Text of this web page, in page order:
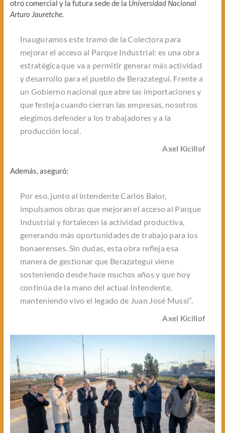
otro comercial y la futura sede de la Universidad Nacional
Arturo Jauretche.
Inauguramos este tramo de la Colectora para
mejorar el acceso al Parque Industrial: es una obra
estratégica que va a permitir generar más actividad
y desarrollo para el pueblo de Berazategui. Frente a
un Gobierno nacional que abre las importaciones y
que festeja cuando cierran las empresas, nosotros
elegimos defender a los trabajadores y a la
producción local.
Axel Kicillof
Además, aseguró:
Por eso, junto al intendente Carlos Balor,
impulsamos obras que mejoran el acceso al Parque
Industrial y fortalecen la actividad productiva,
generando más oportunidades de trabajo para los
bonaerenses. Sin dudas, esta obra refleja esa
manera de gestionar que Berazategui viene
sosteniendo desde hace muchos años y que hoy
continúa de la mano del actual Intendente,
manteniendo vivo el legado de Juan José Mussi”.
Axel Kicillof